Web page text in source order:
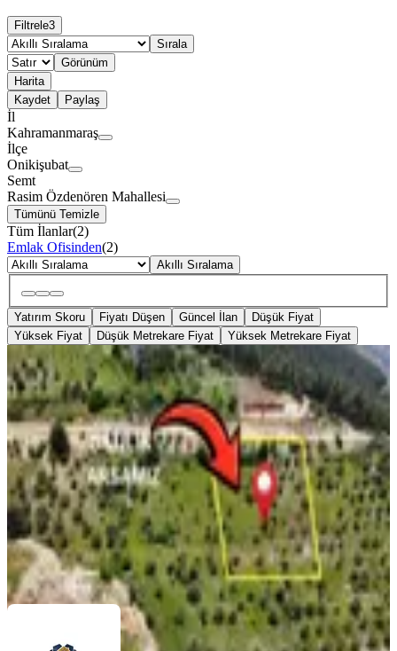
Filtrele3
Sırala
Görünüm
Harita
Kaydet
Paylaş
İl
Kahramanmaraş
İlçe
Onikişubat
Semt
Rasim Özdenören Mahallesi
Tümünü Temizle
Tüm İlanlar(2)
Emlak Ofisinden(2)
Akıllı Sıralama
Yatırım Skoru Fiyatı Düşen Güncel İlan
Düşük Fiyat
Yüksek Fiyat
Düşük Metrekare Fiyat Yüksek Metrekare Fiyat
2356m² Konut İmarlı Satılık Arsa
Onikişubat, Rasim Özdenören Mahallesi
2356 m²·19.949/m²·02.06.2026
47.000.000 ₺
Germenicia GayrimenkulCelalettin Yarpuz
Ara